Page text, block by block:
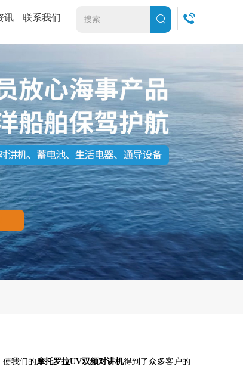
讯 联系我们
使我们的摩托罗拉UV双频对讲机得到了众多客户的